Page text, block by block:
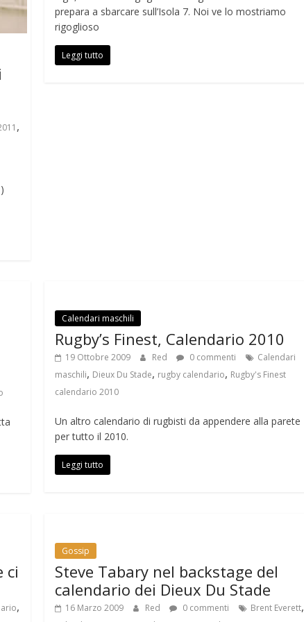
,
prepara a sbarcare sull’Isola 7. Noi ve lo mostriamo
rigoglioso
Leggi tutto
Calendari maschili
Rugby’s Finest, Calendario 2010
19 Ottobre 2009 Red 0 commenti
Calendari
maschili, Dieux Du Stade, rugby calendario, Rugby's Finest
calendario 2010
Un altro calendario di rugbisti da appendere alla parete
per tutto il 2010.
Leggi tutto
ci
,
Gossip
Steve Tabary nel backstage del
calendario dei Dieux Du Stade
16 Marzo 2009 Red 0 commenti Brent Everett,